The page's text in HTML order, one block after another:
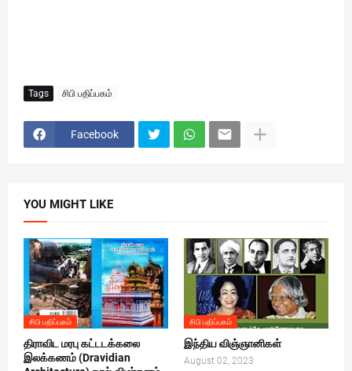
Tags சிபி பதிப்பகம்
Facebook
YOU MIGHT LIKE
சிபி பதிப்பகம்
திராவிட மரபு கட்டடக்கலை
இலக்கணம் (Dravidian
சிபி பதிப்பகம்
இந்திய விஞ்ஞானிகள்
August 02, 2023